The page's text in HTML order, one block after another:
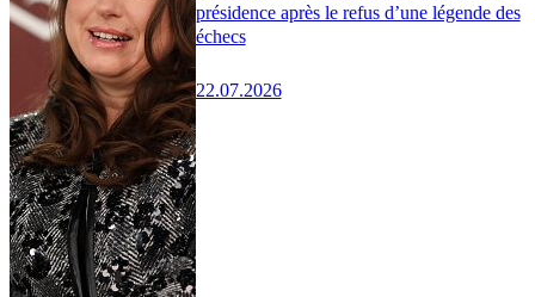
présidence après le refus d’une légende des
échecs
22.07.2026